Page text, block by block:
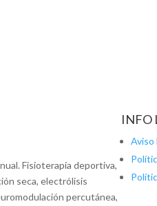
Fisioterapia deportiva,
seca, electrólisis
percutánea,
INFO
Aviso